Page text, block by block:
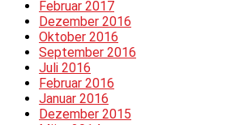
Februar 2017
Dezember 2016
Oktober 2016
September 2016
Juli 2016
Februar 2016
Januar 2016
Dezember 2015